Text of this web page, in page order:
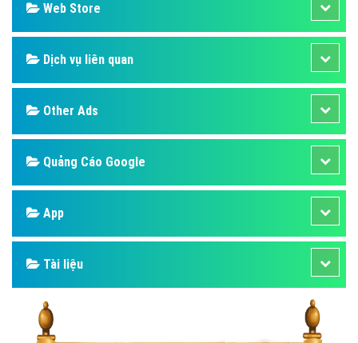
Web Store
Dịch vụ liên quan
Other Ads
Quảng Cáo Google
App
Tài liệu